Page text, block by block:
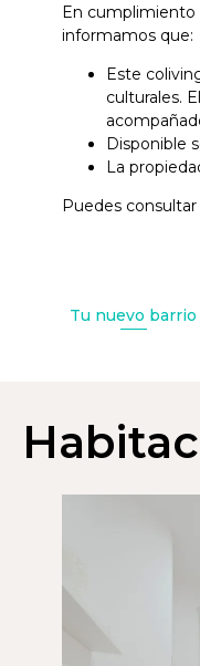
En cumplimiento
informamos que:
Este
culturales.
Disponible
La
Puedes
Tu nuevo barrio